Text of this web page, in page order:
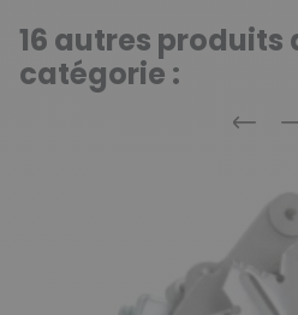
16 autres produits
catégorie :